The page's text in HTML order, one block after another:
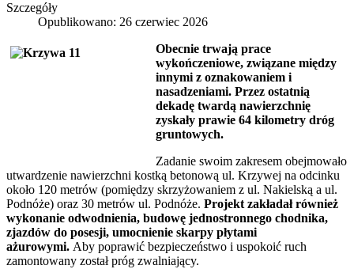
Szczegóły
Opublikowano: 26 czerwiec 2026
Obecnie trwają prace
wykończeniowe, związane między
innymi z oznakowaniem i
nasadzeniami. Przez ostatnią
dekadę twardą nawierzchnię
zyskały prawie 64 kilometry dróg
gruntowych.
Zadanie swoim zakresem obejmowało
utwardzenie nawierzchni kostką betonową ul. Krzywej na odcinku
około 120 metrów (pomiędzy skrzyżowaniem z ul. Nakielską a ul.
Podnóże) oraz 30 metrów ul. Podnóże. Projekt zakładał również
wykonanie odwodnienia, budowę jednostronnego chodnika,
zjazdów do posesji, umocnienie skarpy płytami
ażurowymi. Aby poprawić bezpieczeństwo i uspokoić ruch
zamontowany został próg zwalniający.